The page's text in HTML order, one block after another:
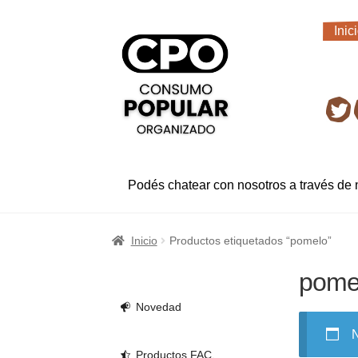
navegación
al
contenido
Podés chatear con nosotros a través de
Inicio Productos etiquetados “pomelo”
Novedad
Productos FAC.